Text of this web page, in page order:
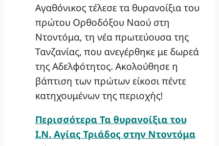
Αγαθόνικος τέλεσε τα θυρανοίξια του
πρώτου Ορθοδόξου Ναού στη
Ντοντόμα, τη νέα πρωτεύουσα της
Τανζανίας, που ανεγέρθηκε με δωρεά
της Αδελφότητος. Ακολούθησε η
βάπτιση των πρώτων είκοσι πέντε
κατηχουμένων της περιοχής!
Περισσότερα Τα θυρανοίξια του
Ι.Ν. Αγίας Τριάδος στην Ντοντόμα